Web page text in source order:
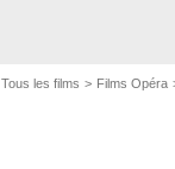
Tous les films Films Opéra